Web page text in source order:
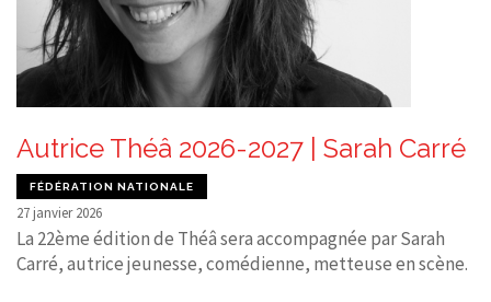
Autrice Théâ 2026-2027 | Sarah Carré
FÉDÉRATION NATIONALE
27 janvier 2026
La 22ème édition de Théâ sera accompagnée par Sarah
Carré, autrice jeunesse, comédienne, metteuse en scène.